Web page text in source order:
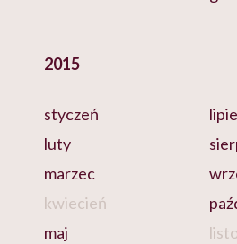
2015
styczeń
luty
marzec
kwiecień
maj